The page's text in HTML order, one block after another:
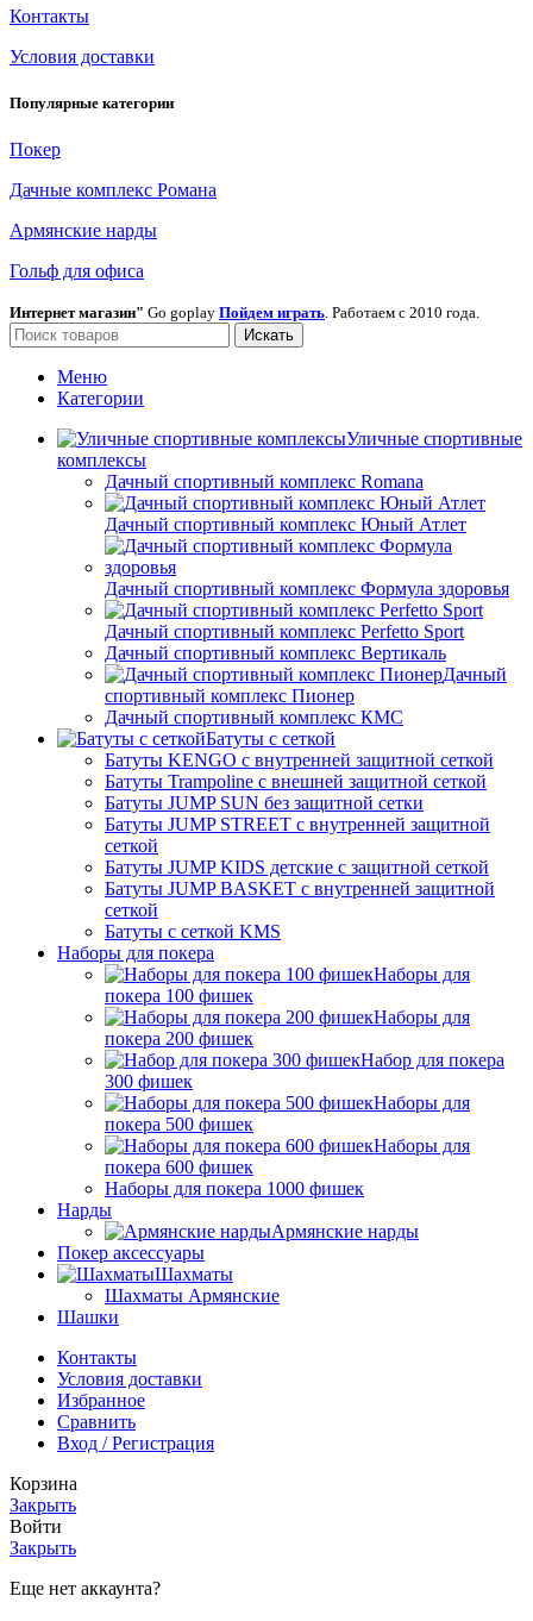
Контакты
Условия доставки
Популярные категории
Покер
Дачные комплекс Романа
Армянские нарды
Гольф для офиса
Интернет магазин" Go goplay Пойдем играть. Работаем с 2010 года.
Искать
Меню
Категории
Уличные спортивные
комплексы
Дачный спортивный комплекс Romana
Дачный спортивный комплекс Юный Атлет
Дачный спортивный комплекс Формула здоровья
Дачный спортивный комплекс Perfetto Sport
Дачный спортивный комплекс Вертикаль
Дачный
спортивный комплекс Пионер
Дачный спортивный комплекс КМС
Батуты с сеткой
Батуты KENGO с внутренней защитной сеткой
Батуты Trampoline с внешней защитной сеткой
Батуты JUMP SUN без защитной сетки
Батуты JUMP STREET с внутренней защитной
сеткой
Батуты JUMP KIDS детские с защитной сеткой
Батуты JUMP BASKET с внутренней защитной
сеткой
Батуты с сеткой KMS
Наборы для покера
Наборы для
покера 100 фишек
Наборы для
покера 200 фишек
Набор для покера
300 фишек
Наборы для
покера 500 фишек
Наборы для
покера 600 фишек
Наборы для покера 1000 фишек
Нарды
Армянские нарды
Покер аксессуары
Шахматы
Шахматы Армянские
Шашки
Контакты
Условия доставки
Избранное
Сравнить
Вход / Регистрация
Корзина
Закрыть
Войти
Закрыть
Еще нет аккаунта?